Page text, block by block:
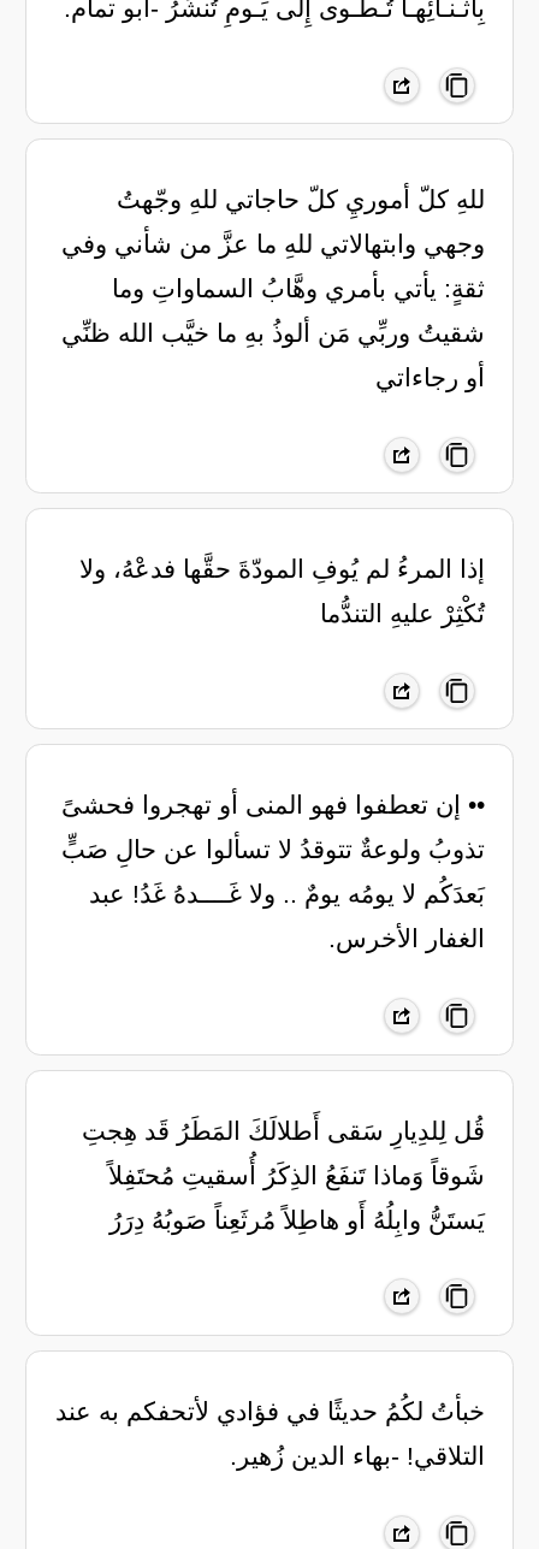
بِأَثـنـائِهـا تُـطـوى إِلى يَـومِ تُنشَرُ -أبو تمام.
للهِ كلّ أموريِ كلّ حاجاتي للهِ وجّهتُ
وجهي وابتهالاتي للهِ ما عزَّ من شأني وفي
ثقةٍ: يأتي بأمري وهَّابُ السماواتِ وما
شقيتُ وربِّي مَن ألوذُ بهِ ما خيَّب الله ظنِّي
أو رجاءاتي
‏إذا المرءُ لم يُوفِ المودّةَ حقَّها فدعْهُ، ولا
تُكْثِرْ عليهِ التندُّما
•• ‏إن تعطفوا فهو المنى أو تهجروا فحشىً
تذوبُ ولوعةٌ تتوقدُ لا تسألوا عن حالِ صَبٍّ
بَعدَكُم لا يومُه يومٌ .. ولا غَــــدهُ غَدُ! عبد
الغفار الأخرس.
قُل لِلدِيارِ سَقى أَطلالَكَ المَطَرُ قَد هِجتِ
شَوقاً وَماذا تَنفَعُ الذِكَرُ أُسقيتِ مُحتَفِلاً
يَستَنُّ وابِلُهُ أَو هاطِلاً مُرثَعِناً صَوبُهُ دِرَرُ
خبأتُ لكُمُ حديثًا في فؤادي لأتحفكم به عند
التلاقي! -بهاء الدين زُهير.